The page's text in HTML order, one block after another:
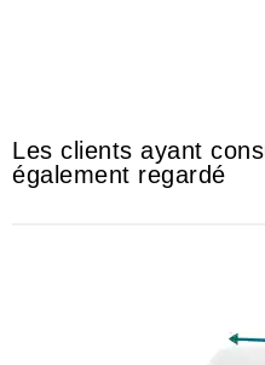
Les clients ayant
également regardé